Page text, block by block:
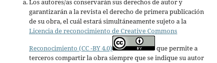
Los autores/as conservarán sus derechos de autor y
garantizarán a la revista el derecho de primera publicación
de su obra, el cuál estará simultáneamente sujeto a la
Licencia de reconocimiento de Creative Commons
Reconocimiento (CC -BY 4.0)
que permite a
terceros compartir la obra siempre que se indique su autor